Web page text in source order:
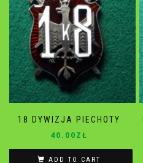
18 DYWIZJA PIECHOTY
40.00ZŁ
ADD TO CART